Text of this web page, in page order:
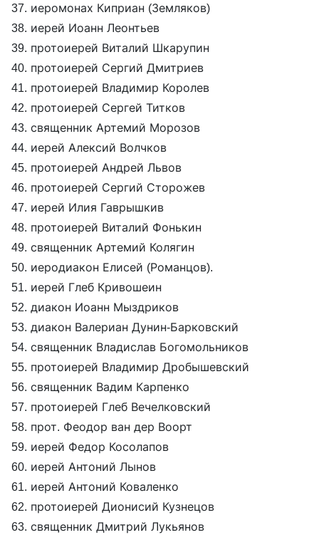
37. иеромонах Киприан (Земляков)
38. иерей Иоанн Леонтьев
39. протоиерей Виталий Шкарупин
40. протоиерей Сергий Дмитриев
41. протоиерей Владимир Королев
42. протоиерей Сергей Титков
43. священник Артемий Морозов
44. иерей Алексий Волчков
45. протоиерей Андрей Львов
46. протоиерей Сергий Сторожев
47. иерей Илия Гаврышкив
48. протоиерей Виталий Фонькин
49. священник Артемий Колягин
50. иеродиакон Елисей (Романцов).
51. иерей Глеб Кривошеин
52. диакон Иоанн Мыздриков
53. диакон Валериан Дунин-Барковский
54. священник Владислав Богомольников
55. протоиерей Владимир Дробышевский
56. священник Вадим Карпенко
57. протоиерей Глеб Вечелковский
58. прот. Феодор ван дер Воорт
59. иерей Федор Косолапов
60. иерей Антоний Лынов
61. иерей Антоний Коваленко
62. протоиерей Дионисий Кузнецов
63. священник Дмитрий Лукьянов